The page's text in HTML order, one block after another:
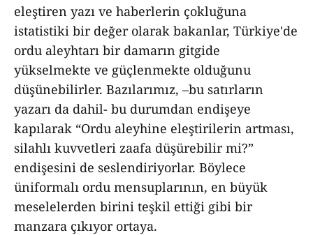
eleştiren yazı ve haberlerin çokluğuna
istatistiki bir değer olarak bakanlar, Türkiye'de
ordu aleyhtarı bir damarın gitgide
yükselmekte ve güçlenmekte olduğunu
düşünebilirler. Bazılarımız, –bu satırların
yazarı da dahil- bu durumdan endişeye
kapılarak “Ordu aleyhine eleştirilerin artması,
silahlı kuvvetleri zaafa düşürebilir mi?”
endişesini de seslendiriyorlar. Böylece
üniformalı ordu mensuplarının, en büyük
meselelerden birini teşkil ettiği gibi bir
manzara çıkıyor ortaya.